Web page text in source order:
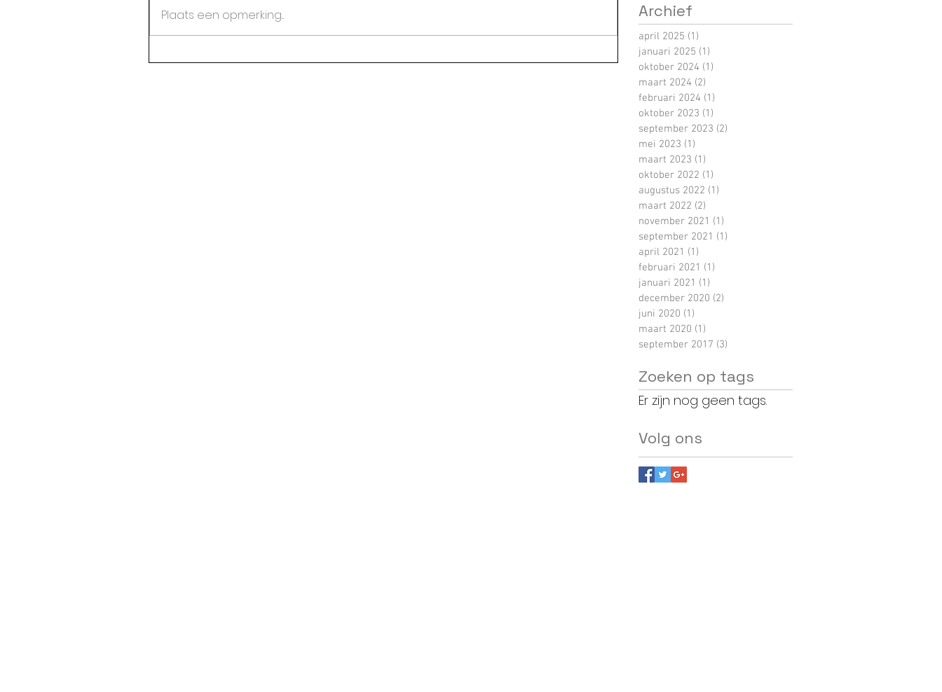
Plaats een opmerking... Archief
april 2025 (1)
januari 2025 (1)
oktober 2024 (1)
maart 2024 (2)
februari 2024 (1)
oktober 2023 (1)
september 2023 (2)
mei 2023 (1)
maart 2023 (1)
oktober 2022 (1)
augustus 2022 (1)
maart 2022 (2)
november 2021 (1)
september 2021 (1)
april 2021 (1)
februari 2021 (1)
januari 2021 (1)
december 2020 (2)
juni 2020 (1)
maart 2020 (1)
september 2017 (3)
Zoeken op tags
Er zijn nog geen tags.
Volg ons